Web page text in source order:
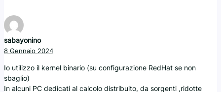
sabayonino
8 Gennaio 2024
Io utilizzo il kernel binario (su configurazione RedHat se non
sbaglio)
In alcuni PC dedicati al calcolo distribuito, da sorgenti ,ridotte